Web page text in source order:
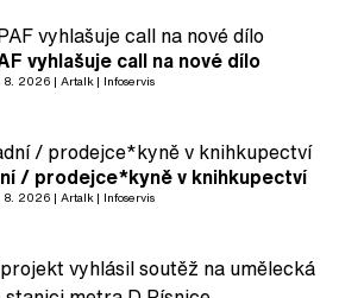
vyhlašuje call na nové dílo
8. 2026 Artalk Infoservis
/ prodejce*kyně v knihkupectví
8. 2026 Artalk Infoservis